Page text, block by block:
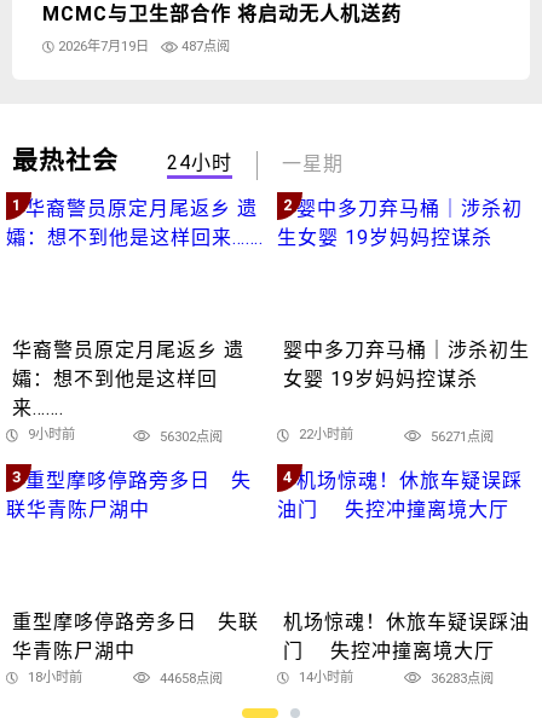
MCMC与卫生部合作 将启动无人机送药
2026年7月19日 487点阅
最热社会 24小时 一星期
1
华裔警员原定月尾返乡 遗
孀：想不到他是这样回
来…….
9小时前 56302点阅
2
婴中多刀弃马桶｜涉杀初生
女婴 19岁妈妈控谋杀
22小时前 56271点阅
3
重型摩哆停路旁多日 失联
华青陈尸湖中
18小时前 44658点阅
4
机场惊魂！休旅车疑误踩油
门 失控冲撞离境大厅
14小时前 36283点阅